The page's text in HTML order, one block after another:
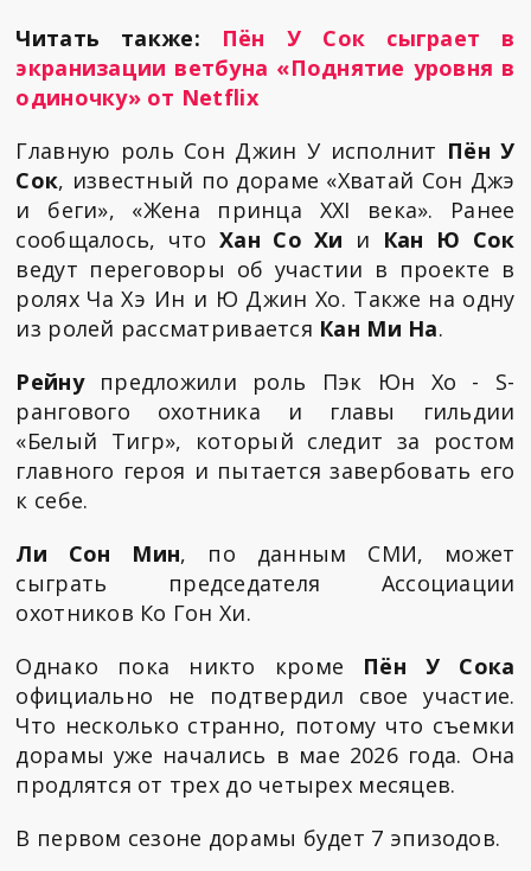
Читать также: Пён У Сок сыграет в
экранизации ветбуна «Поднятие уровня в
одиночку» от Netflix
Главную роль Сон Джин У исполнит Пён У
Сок, известный по дораме «Хватай Сон Джэ
и беги», «Жена принца XXI века». Ранее
сообщалось, чтоХан Со Хи и Кан Ю Сок
ведут переговоры об участии в проекте в
ролях Ча Хэ Ин и Ю Джин Хо. Также на одну
из ролей рассматривается Кан Ми На.
Рейнупредложили роль Пэк Юн Хо - S-
рангового охотника и главы гильдии
«Белый Тигр», который следит за ростом
главного героя и пытается завербовать его
к себе.
Ли Сон Мин, по данным СМИ, может
сыграть председателя Ассоциации
охотников Ко Гон Хи.
Однако пока никто кроме Пён У Сока
официально не подтвердил свое участие.
Что несколько странно, потому что съемки
дорамы уже начались в мае 2026 года. Она
продлятся от трех до четырех месяцев.
В первом сезоне дорамы будет 7 эпизодов.